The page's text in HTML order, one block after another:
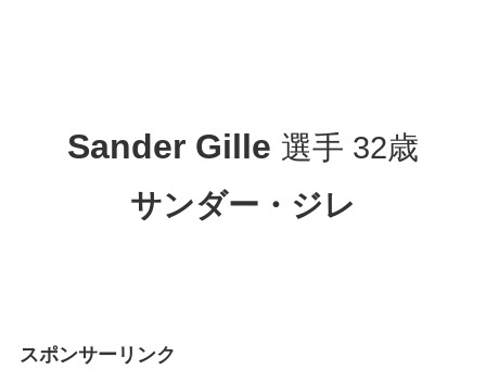
Sander Gille 選手 32歳
サンダー・ジレ
スポンサーリンク